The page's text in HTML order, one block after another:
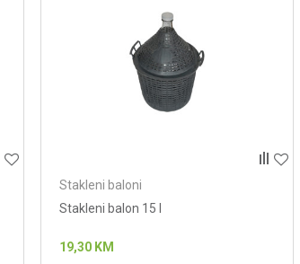
Stakleni baloni
Stakleni balon 15 l
19,30 KM